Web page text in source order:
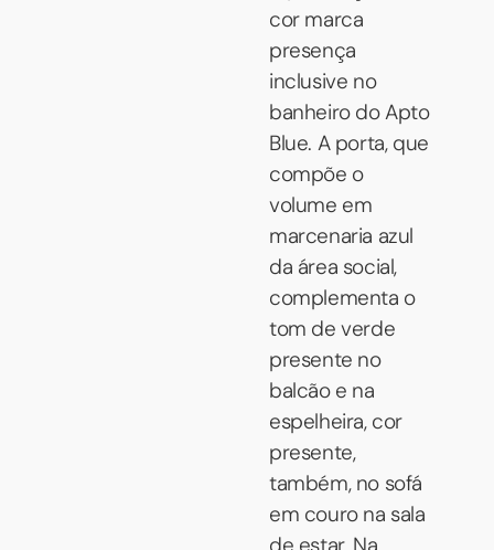
cor marca
presença
inclusive no
banheiro do Apto
Blue. A porta, que
compõe o
volume em
marcenaria azul
da área social,
complementa o
tom de verde
presente no
balcão e na
espelheira, cor
presente,
também, no sofá
em couro na sala